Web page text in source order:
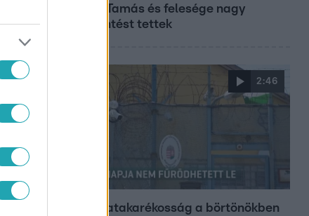
Veréb Tamás és felesége nagy
bejelentést tettek
2:46
Energiatakarékosság a börtönökben